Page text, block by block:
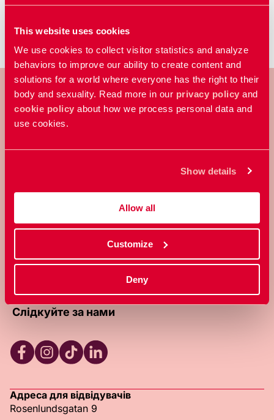
This website uses cookies
We use cookies to collect visitor statistics and analyze
behaviors to improve our ability to create content and
solutions for a world where everyone has the right to their
body and sexuality. Read more in our privacy policy and
cookie policy about how we process personal data and
use cookies.
Show details
Allow all
Customize
Deny
RFSU – шведська неприбуткова
вільно контролювати власне тіло та
сексуальність.
Про цей веб-сайт
Зв'яжіться з нами (англійською)
Стати членом (англійською)
Політика конфіденційності (англійською)
Слідкуйте за нами
Адреса для відвідувачів
Rosenlundsgatan 9